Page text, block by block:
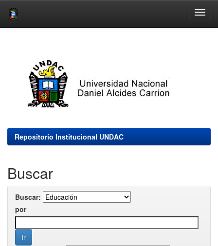
Repositorio Institucional UNDAC
Buscar
Buscar:
por